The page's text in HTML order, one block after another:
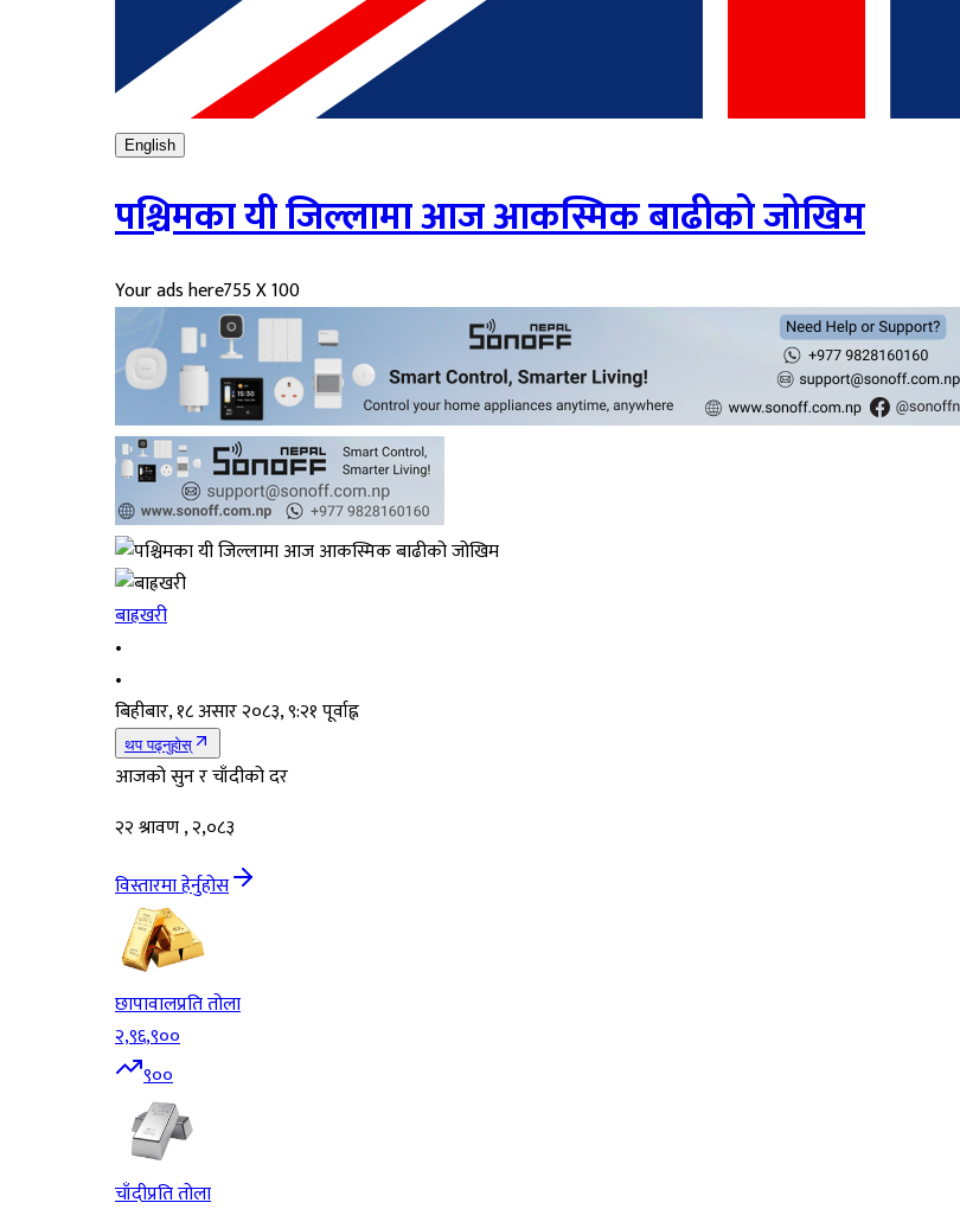
English
पश्चिमका यी जिल्लामा आज आकस्मिक बाढीको जोखिम
Your ads here755 X 100
बाह्रखरी
•
•
बिहीबार, १८ असार २०८३, ९:२१ पूर्वाह्न
थप पढ्नुहोस्
आजको सुन र चाँदीको दर
२२ श्रावण , २,०८३
विस्तारमा हेर्नुहोस
छापावालप्रति तोला
२,९६,९००
९००
चाँदीप्रति तोला